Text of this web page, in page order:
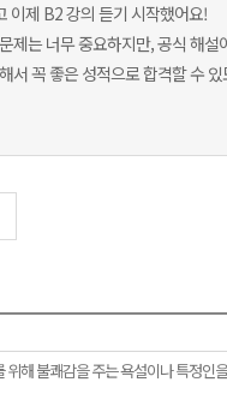
이제 B2 강의 듣기 시작했어요!
제는 너무 중요하지만, 공식 해
서 꼭 좋은 성적으로 합격할 수 있